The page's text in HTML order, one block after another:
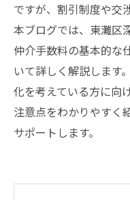
ですが、割引制度や交
本ブログでは、東灘区
仲介手数料の基本的な
いて詳しく解説します
化を考えている方に向
注意点をわかりやすく
サポートします。